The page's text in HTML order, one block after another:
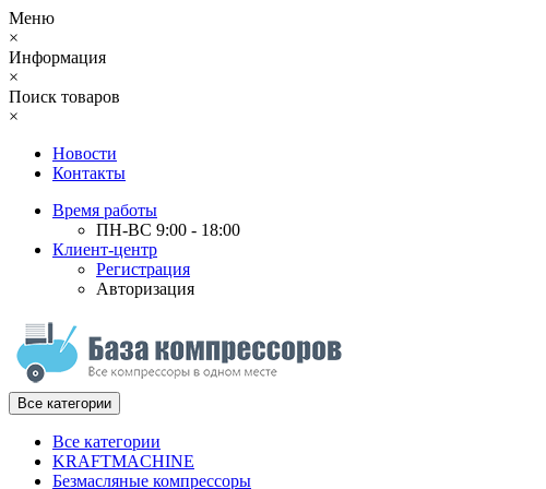
Меню
×
Информация
×
Поиск товаров
×
Новости
Контакты
Время работы
ПН-ВС 9:00 - 18:00
Клиент-центр
Регистрация
Авторизация
Все категории
Все категории
KRAFTMACHINE
Безмасляные компрессоры